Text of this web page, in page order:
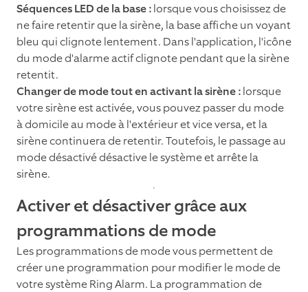
Séquences LED de la base :lorsque vous choisissez de
ne faire retentir que la sirène, la base affiche un voyant
bleu qui clignote lentement. Dans l'application, l'icône
du mode d'alarme actif clignote pendant que la sirène
retentit.
Changer de mode tout en activant la sirène :lorsque
votre sirène est activée, vous pouvez passer du mode
à domicile au mode à l'extérieur et vice versa, et la
sirène continuera de retentir. Toutefois, le passage au
mode désactivé désactive le système et arrête la
sirène.
Activer et désactiver grâce aux
programmations de mode
Les programmations de mode vous permettent de
créer une programmation pour modifier le mode de
votre système Ring Alarm. La programmation de